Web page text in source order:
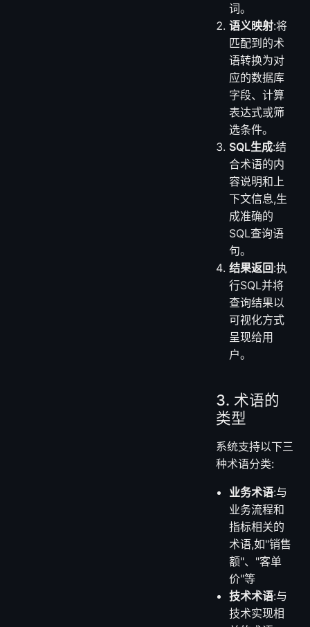
词。
语义映射:将
匹配到的术
语转换为对
应的数据库
字段、计算
表达式或筛
选条件。
SQL生成:结
合术语的内
容说明和上
下文信息,生
成准确的
SQL查询语
句。
结果返回:执
行SQL并将
查询结果以
可视化方式
呈现给用
户。
3. 术语的
类型
系统支持以下三
种术语分类:
业务术语:与
业务流程和
指标相关的
术语,如"销售
额"、"客单
价"等
技术术语:与
技术实现相